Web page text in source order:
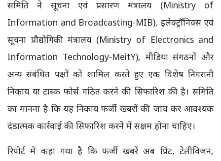
समिति ने सूचना एवं प्रसारण मंत्रालय (Ministry of
Information and Broadcasting-MIB), इलेक्ट्रॉनिक्स एवं
सूचना प्रौद्योगिकी मंत्रालय (Ministry of Electronics and
Information Technology-MeitY), मीडिया संगठनों और
अन्य संबंधित पक्षों को शामिल करते हुए एक विशेष निगरानी
निकाय या टास्क फोर्स गठित करने की सिफारिश की है। समिति
का मानना है कि यह निकाय फर्जी खबरों की जांच कर आवश्यक
दंडात्मक कार्रवाई की सिफारिश करने में सक्षम होना चाहिए।
रिपोर्ट में कहा गया है कि फर्जी खबरें अब प्रिंट, टेलीविजन,